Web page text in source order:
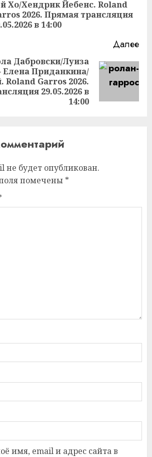
Хо/Хендрик Йебенс. Roland
2026. Прямая трансляция
в 14:00
Далее
Дабровски/Луиза
Приданкина/
Roland Garros 2026.
29.05.2026 в
14:00
не будет опубликован.
помечены *
имя, email и адрес сайта в